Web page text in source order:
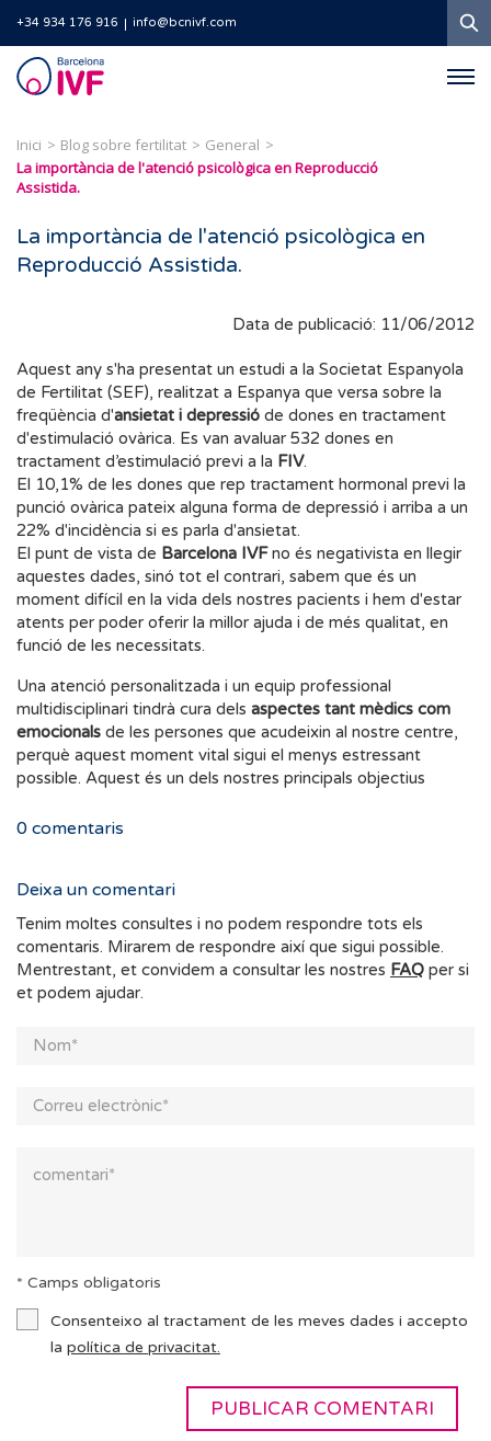
+34 934 176 916 info@bcnivf.com
Barcelona
IVF
Inici Blog sobre fertilitat
General
La importància de l'atenció psicològica en Reproducció
Assistida.
La importància de l'atenció psicològica en
Reproducció Assistida.
Data de publicació: 11/06/2012
Aquest any s'ha presentat un estudi a la Societat Espanyola
de Fertilitat (SEF), realitzat a Espanya que versa sobre la
freqüència d'ansietat i depressió de dones en tractament
d'estimulació ovàrica. Es van avaluar 532 dones en
tractament d’estimulació previ a la FIV.
El 10,1% de les dones que rep tractament hormonal previ la
punció ovàrica pateix alguna forma de depressió i arriba a un
22% d'incidència si es parla d'ansietat.
El punt de vista de Barcelona IVFno és negativista en llegir
aquestes dades, sinó tot el contrari, sabem que és un
moment difícil en la vida dels nostres pacients i hem d'estar
atents per poder oferir la millor ajuda i de més qualitat, en
funció de les necessitats.
Una atenció personalitzada i un equip professional
multidisciplinari tindrà cura dels aspectes tant mèdics com
emocionals de les persones que acudeixin al nostre centre,
perquè aquest moment vital sigui el menys estressant
possible. Aquest és un dels nostres principals objectius
0 comentaris
Deixa un comentari
Tenim moltes consultes i no podem respondre tots els
comentaris. Mirarem de respondre així que sigui possible.
Mentrestant, et convidem a consultar les nostres FAQ per si
et podem ajudar.
* Camps obligatoris
Consenteixo al tractament de les meves dades i accepto
la política de privacitat.